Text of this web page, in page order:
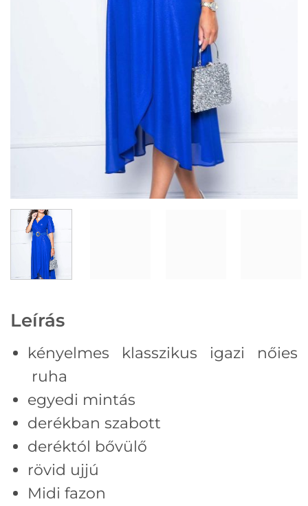
Leírás
kényelmes klasszikus igazi nőies
ruha
egyedi mintás
derékban szabott
deréktól bővülő
rövid ujjú
Midi fazon